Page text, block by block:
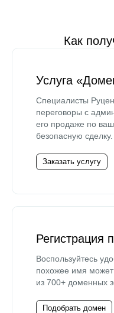
Как
Услуга
Специалисты
переговоры с
его продаже по
безопасную сделку.
Заказать услугу
Регистрация
Воспользуйтесь
похожее имя
из 700+ доменных
Подобрать домен